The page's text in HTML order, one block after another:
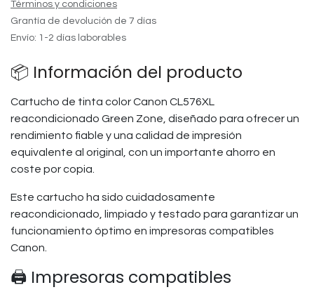
Términos y condiciones
Grantía de devolución de 7 días
Envío: 1-2 días laborables
📦 Información del producto
Cartucho de tinta color Canon CL576XL
reacondicionado Green Zone, diseñado para ofrecer un
rendimiento fiable y una calidad de impresión
equivalente al original, con un importante ahorro en
coste por copia.
Este cartucho ha sido cuidadosamente
reacondicionado, limpiado y testado para garantizar un
funcionamiento óptimo en impresoras compatibles
Canon.
🖨️ Impresoras compatibles